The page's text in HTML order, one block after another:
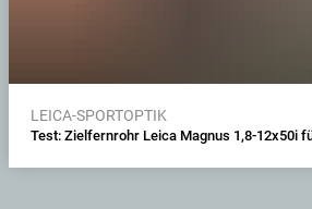
LEICA-SPORTOPTIK
Test: Zielfernrohr Leica Magnus 1,8-12x50i